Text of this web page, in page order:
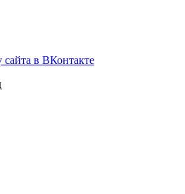
в ВКонтакте